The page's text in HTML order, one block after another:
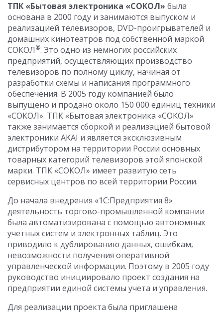
ТПК «Бытовая электроника «СОКОЛ» была
основана в 2000 году и занимаются выпуском и
реализацией телевизоров, DVD-проигрывателей и
домашних кинотеатров под собственной маркой
СОКОЛ®. Это одно из немногих российских
предприятий, осуществляющих производство
телевизоров по полному циклу, начиная от
разработки схемы и написания программного
обеспечения. В 2005 году компанией было
выпущено и продано около 150 000 единиц техники
«СОКОЛ». ТПК «Бытовая электроника «СОКОЛ»
также занимается сборкой и реализацией бытовой
электроники AKAI и является эксклюзивным
дистрибутором на территории России основных
товарных категорий телевизоров этой японской
марки. ТПК «СОКОЛ» имеет развитую сеть
сервисных центров по всей территории России.
До начала внедрения «1С:Предприятия 8»
деятельность торгово-промышленной компании
была автоматизирована с помощью автономных
учетных систем и электронных таблиц. Это
приводило к дублированию данных, ошибкам,
невозможности получения оперативной
управленческой информации. Поэтому в 2005 году
руководство инициировало проект создания на
предприятии единой системы учета и управления.
Для реализации проекта была приглашена